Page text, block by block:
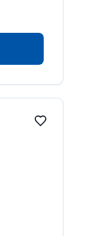
Lägg till